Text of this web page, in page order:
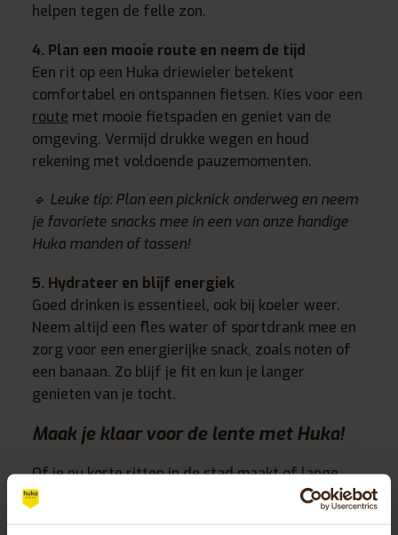
helpen tegen de felle zon.
4. Plan een mooie route en neem de tijd
Een rit op een Huka driewieler betekent
comfortabel en ontspannen fietsen. Kies voor een
route met mooie fietspaden en geniet van de
omgeving. Vermijd drukke wegen en houd
rekening met voldoende pauzemomenten.
🔹 Leuke tip: Plan een picknick onderweg en neem
je favoriete snacks mee in een van onze handige
Huka manden of tassen!
5. Hydrateer en blijf energiek
Goed drinken is essentieel, ook bij koeler weer.
Neem altijd een fles water of sportdrank mee en
zorg voor een energierijke snack, zoals noten of
een banaan. Zo blijf je fit en kun je langer
genieten van je tocht.
Maak je klaar voor de lente met Huka!
Of je nu korte ritten in de stad maakt of lange
tochten in de natuur, met een Huka driewieler